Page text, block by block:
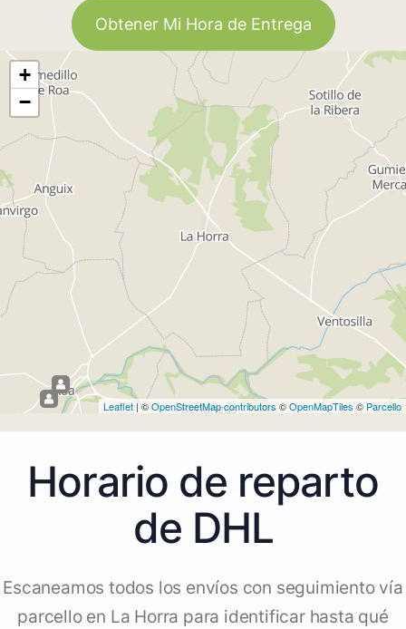
Obtener Mi Hora de Entrega
+
−
Leaflet | ©OpenStreetMap contributors ©OpenMapTiles © Parcello
Horario de reparto
de DHL
Escaneamos todos los envíos con seguimiento vía
parcello en La Horra para identificar hasta qué